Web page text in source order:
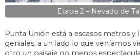
Etapa 2 – Nevado de
Punta Unión está a escasos metros y
geniales, a un lado lo que veníamos
otro un paisaje no menos